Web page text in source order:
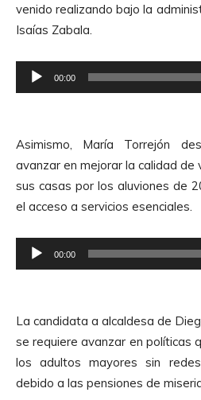
venido realizando bajo la
Isaías Zabala.
e
o
d
u
c
t
e
A
u
d
00:00
Asimismo, María Torrejón
avanzar en mejorar la calidad de
sus casas por los aluviones de
el acceso a servicios esenciales.
e
o
d
u
c
00:00
La candidata a alcaldesa de
se requiere avanzar en políticas
los adultos mayores sin
debido a las pensiones de